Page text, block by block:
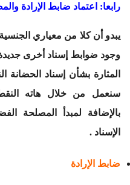
رابعا: اعتماد ضابط الإرادة
يبدو أن كلا من معياري
وجود ضوابط إسناد أخرى
المثارة بشأن إسناد الحضانة
سنعمل من خلال هاته
بالإضافة لمبدأ المصلحة
الإسناد .
ضابط الإرادة